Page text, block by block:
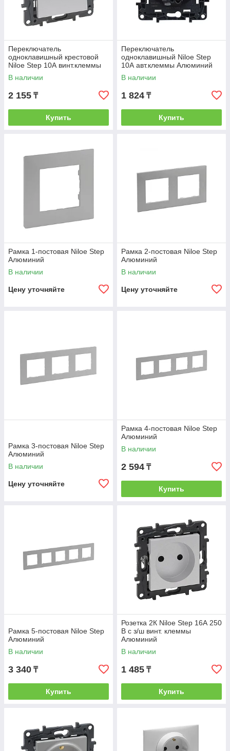
Переключатель
одноклавишный крестовой
Niloe Step 10А винт.клеммы
Алюминий
В наличии
2 155 ₸
Купить
Переключатель
одноклавишный Niloe Step
10А авт.клеммы Алюминий
В наличии
1 824 ₸
Купить
Рамка 1-постовая Niloe Step
Алюминий
В наличии
Цену уточняйте
Рамка 2-постовая Niloe Step
Алюминий
В наличии
Цену уточняйте
Рамка 3-постовая Niloe Step
Алюминий
В наличии
Цену уточняйте
Рамка 4-постовая Niloe Step
Алюминий
В наличии
2 594 ₸
Купить
Рамка 5-постовая Niloe Step
Алюминий
В наличии
3 340 ₸
Купить
Розетка 2К Niloe Step 16А 250
В с з/ш винт. клеммы
Алюминий
В наличии
1 485 ₸
Купить